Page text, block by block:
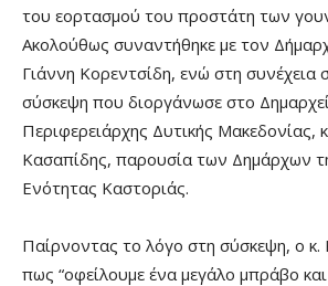
του εορτασμού του προστάτη των
Ακολούθως συναντήθηκε με τον
Γιάννη Κορεντσίδη, ενώ στη συνέχεια
σύσκεψη που διοργάνωσε στο
Περιφερειάρχης Δυτικής Μακεδονίας,
Κασαπίδης, παρουσία των Δημάρχων
Ενότητας Καστοριάς.
Παίρνοντας το λόγο στη σύσκεψη, ο κ.
πως “οφείλουμε ένα μεγάλο μπράβο